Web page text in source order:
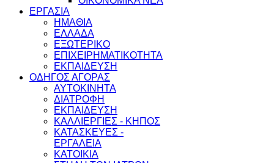
ΕΡΓΑΣΙΑ
ΗΜΑΘΙΑ
ΕΛΛΑΔΑ
ΕΞΩΤΕΡΙΚΟ
ΕΠΙΧΕΙΡΗΜΑΤΙΚΟΤΗΤΑ
ΕΚΠΑΙΔΕΥΣΗ
ΟΔΗΓΟΣ ΑΓΟΡΑΣ
ΑΥΤΟΚΙΝΗΤΑ
ΔΙΑΤΡΟΦΗ
ΕΚΠΑΙΔΕΥΣΗ
ΚΑΛΛΙΕΡΓΙΕΣ - ΚΗΠΟΣ
ΚΑΤΑΣΚΕΥΕΣ -
ΕΡΓΑΛΕΙΑ
ΚΑΤΟΙΚΙΑ